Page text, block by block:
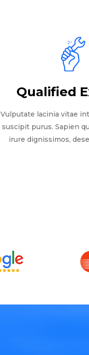
Qualified
Vulputate lacinia vitae
suscipit purus. Sapien
irure dignissimos,